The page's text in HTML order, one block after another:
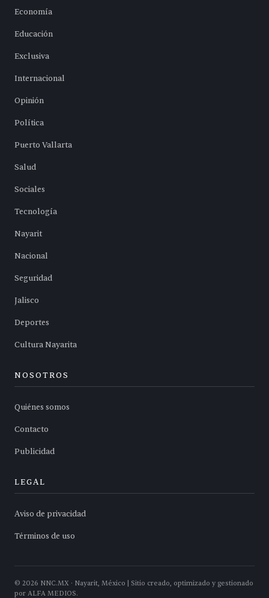
Economía
Educación
Exclusiva
Internacional
Opinión
Política
Puerto Vallarta
Salud
Sociales
Tecnología
Nayarit
Nacional
Seguridad
Jalisco
Deportes
Cultura Nayarita
NOSOTROS
Quiénes somos
Contacto
Publicidad
LEGAL
Aviso de privacidad
Términos de uso
© 2026 NNC.MX · Nayarit, México | Sitio creado, optimizado y gestionado
por ALFA MEDIOS.